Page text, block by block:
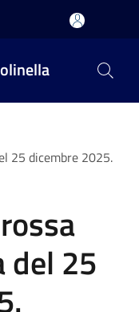
25 dicembre 2025.
del 25